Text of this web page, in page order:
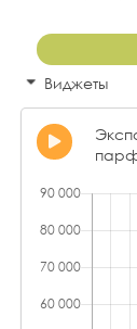
Виджеты